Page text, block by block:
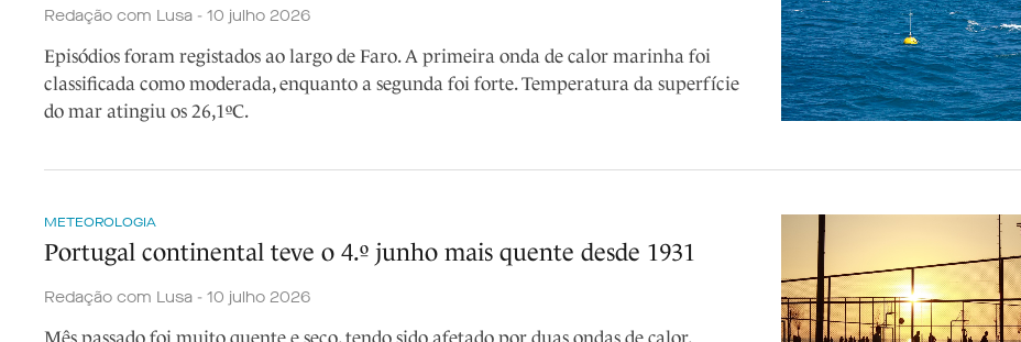
Redação com Lusa - 10 julho 2026
Episódios foram registados ao largo de Faro. A primeira onda de calor marinha foi
classificada como moderada, enquanto a segunda foi forte. Temperatura da superfície
do mar atingiu os 26,1ºC.
METEOROLOGIA
Portugal continental teve o 4.º junho mais quente desde 1931
Redação com Lusa - 10 julho 2026